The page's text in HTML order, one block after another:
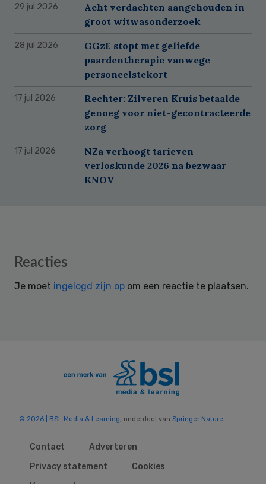
29 jul 2026
Acht verdachten aangehouden in
groot witwasonderzoek
28 jul 2026
GGzE stopt met geliefde
paardentherapie vanwege
personeelstekort
17 jul 2026
Rechter: Zilveren Kruis betaalde
genoeg voor niet-gecontracteerde
zorg
17 jul 2026
NZa verhoogt tarieven
verloskunde 2026 na bezwaar
KNOV
Reader
Reacties
Je moet ingelogd zijn op om een reactie te plaatsen.
© 2026 | BSL Media & Learning , onderdeel van Springer Nature
Contact
Adverteren
Privacy statement
Cookies